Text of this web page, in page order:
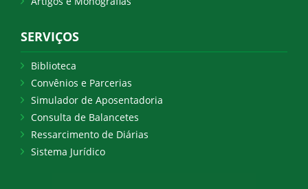
SERVIÇOS
Biblioteca
Convênios e Parcerias
Simulador de Aposentadoria
Consulta de Balancetes
Ressarcimento de Diárias
Sistema Jurídico